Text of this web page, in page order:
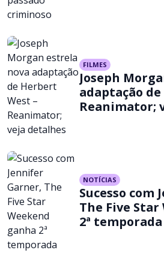
FILMES
Joseph
adaptação
Reanimator;
NOTÍCIAS
Sucesso com
The Five
2ª temporada